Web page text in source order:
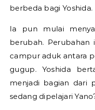
berbeda bagi Yoshida.
Ia pun mulai
berubah. Perubahan
campur aduk antara
gugup. Yoshida
menjadi bagian dari
sedang dipelajari